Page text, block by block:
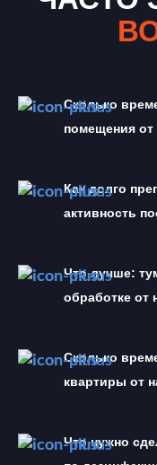
Сколько
помещения
Как долго
активность
Что лучше:
обработке от
Сколько
квартиры от
Что нужно